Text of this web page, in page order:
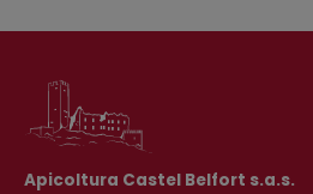
Apicoltura Castel Belfort s.a.s.